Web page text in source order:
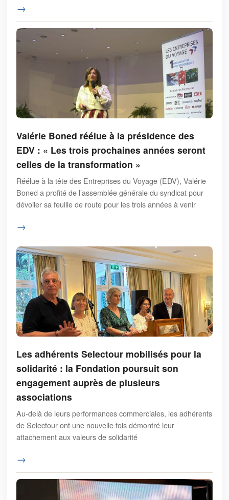
→
Valérie Boned réélue à la présidence des
EDV : « Les trois prochaines années seront
celles de la transformation »
Réélue à la tête des Entreprises du Voyage (EDV), Valérie
Boned a profité de l’assemblée générale du syndicat pour
dévoiler sa feuille de route pour les trois années à venir
→
Les adhérents Selectour mobilisés pour la
solidarité : la Fondation poursuit son
engagement auprès de plusieurs
associations
Au-delà de leurs performances commerciales, les adhérents
de Selectour ont une nouvelle fois démontré leur
attachement aux valeurs de solidarité
→